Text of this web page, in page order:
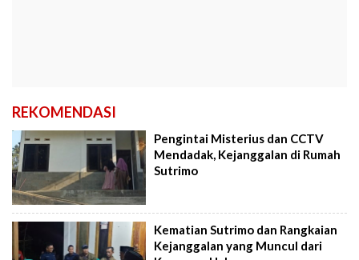
REKOMENDASI
Pengintai Misterius dan CCTV
Mendadak, Kejanggalan di Rumah
Sutrimo
Kematian Sutrimo dan Rangkaian
Kejanggalan yang Muncul dari